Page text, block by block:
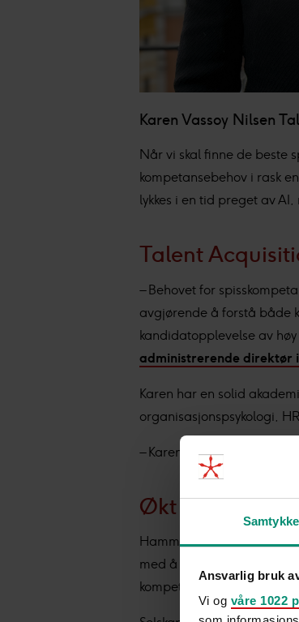
Samtykke
Ansvarlig bruk
Vi og våre 1022
Karen Vassoy Nilsen
Når vi skal finne de beste
kompetansebehov i rask
lykkes i en tid preget av
Talent
– Behovet for
avgjørende å forstå både
kandidatopplevelse av
administrerende direktør
Karen har en solid
organisasjonspsykologi,
– Karen kombinerer
Økt
Hammer & Hanborg by
med å utvikle og styrke sin
kompetanse.